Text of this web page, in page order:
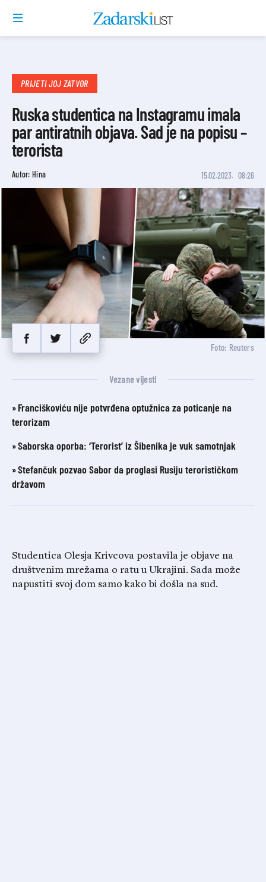
PRIJETI JOJ ZATVOR
Ruska studentica na Instagramu imala
par antiratnih objava. Sad je na popisu –
terorista
Autor: Hina 15.02.2023. 08:26
Foto: Reuters
Vezane vijesti
Franciškoviću nije potvrđena optužnica za poticanje na
terorizam
Saborska oporba: ‘Terorist’ iz Šibenika je vuk samotnjak
Stefančuk pozvao Sabor da proglasi Rusiju terorističkom
državom
Studentica Olesja Krivcova postavila je objave na
društvenim mrežama o ratu u Ukrajini. Sada može
napustiti svoj dom samo kako bi došla na sud.